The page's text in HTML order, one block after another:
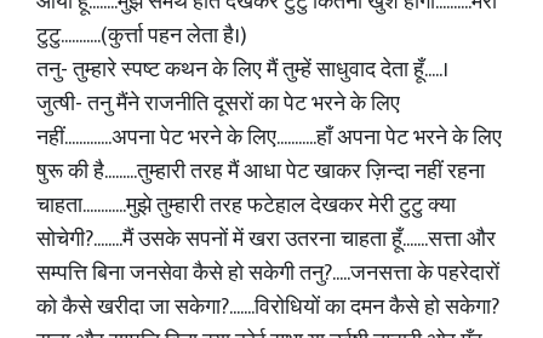
टुटु...........(कुर्त्ता पहन लेता है।)
तनु- तुम्हारे स्पष्ट कथन के लिए मैं तुम्हें साधुवाद देता हूँ.....।
जुत्षी- तनु मैंने राजनीति दूसरों का पेट भरने के लिए
नहीं.............अपना पेट भरने के लिए...........हाँ अपना पेट भरने के लिए
षुरू की है.........तुम्हारी तरह मैं आधा पेट खाकर ज़िन्दा नहीं रहना
चाहता............मुझे तुम्हारी तरह फटेहाल देखकर मेरी टुटु क्या
सोचेगी?........मैं उसके सपनों में खरा उतरना चाहता हूँ.......सत्ता और
सम्पत्ति बिना जनसेवा कैसे हो सकेगी तनु?.....जनसत्ता के पहरेदारों
को कैसे खरीदा जा सकेगा?.......विरोधियों का दमन कैसे हो सकेगा?